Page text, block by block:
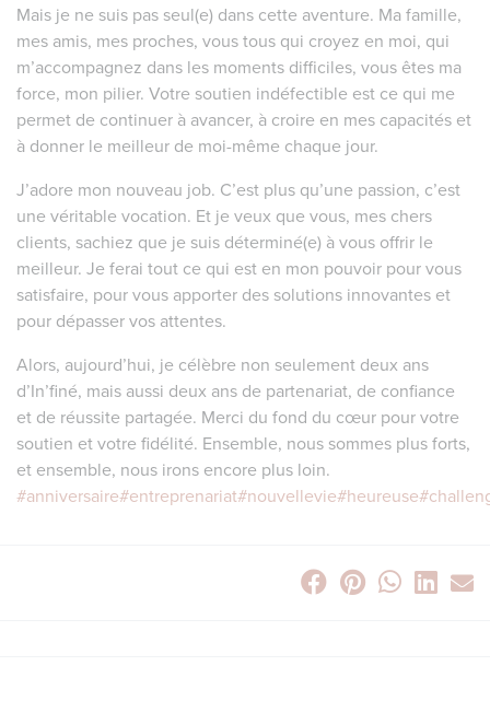
Mais je ne suis pas seul(e) dans cette aventure. Ma famille,
mes amis, mes proches, vous tous qui croyez en moi, qui
m’accompagnez dans les moments difficiles, vous êtes ma
force, mon pilier. Votre soutien indéfectible est ce qui me
permet de continuer à avancer, à croire en mes capacités et
à donner le meilleur de moi-même chaque jour.
J’adore mon nouveau job. C’est plus qu’une passion, c’est
une véritable vocation. Et je veux que vous, mes chers
clients, sachiez que je suis déterminé(e) à vous offrir le
meilleur. Je ferai tout ce qui est en mon pouvoir pour vous
satisfaire, pour vous apporter des solutions innovantes et
pour dépasser vos attentes.
Alors, aujourd’hui, je célèbre non seulement deux ans
d’In’finé, mais aussi deux ans de partenariat, de confiance
et de réussite partagée. Merci du fond du cœur pour votre
soutien et votre fidélité. Ensemble, nous sommes plus forts,
et ensemble, nous irons encore plus loin.
#anniversaire#entreprenariat#nouvellevie#heureuse